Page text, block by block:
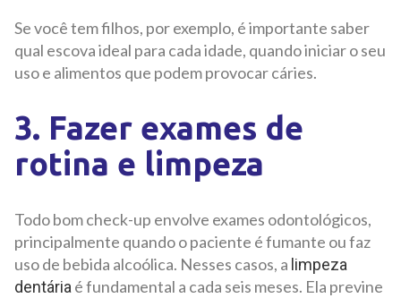
Se você tem filhos, por exemplo, é importante saber
qual escova ideal para cada idade, quando iniciar o seu
uso e alimentos que podem provocar cáries.
3. Fazer exames de
rotina e limpeza
Todo bom check-up envolve exames odontológicos,
principalmente quando o paciente é fumante ou faz
uso de bebida alcoólica. Nesses casos, a limpeza
dentáriaé fundamental a cada seis meses. Ela previne